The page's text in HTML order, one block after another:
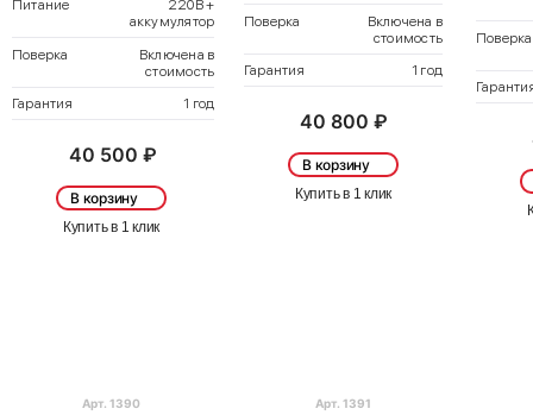
Питание
220В +
аккумулятор
Поверка
Включена в
стоимость
Гарантия
1 год
40 500 ₽
В корзину
Купить в 1 клик
Поверка
Включена в
стоимость
Гарантия
1 год
40 800 ₽
В корзину
Купить в 1 клик
Поверка
Арт. 1390 Арт. 1391